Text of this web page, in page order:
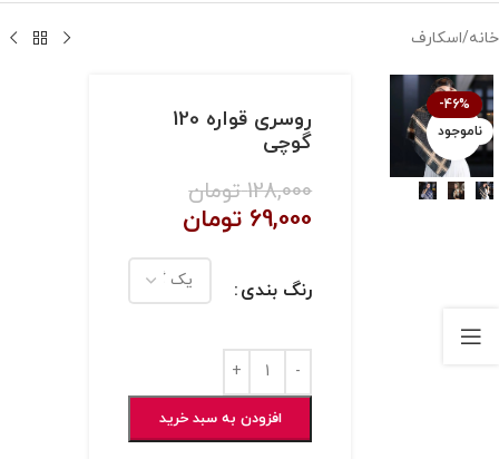
خانه/اسکارف
-46%
ناموجود
بزرگنمایی تصویر
روسری قواره 120
گوچی
128,000 تومان
69,000 تومان
رنگ بندی
افزودن به سبد خرید